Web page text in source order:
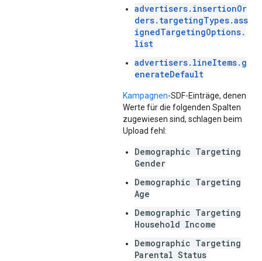
advertisers.insertionOr
ders.targetingTypes.ass
ignedTargetingOptions.
list
advertisers.lineItems.g
enerateDefault
Kampagnen-SDF-Einträge, denen
Werte für die folgenden Spalten
zugewiesen sind, schlagen beim
Upload fehl:
Demographic Targeting
Gender
Demographic Targeting
Age
Demographic Targeting
Household Income
Demographic Targeting
Parental Status